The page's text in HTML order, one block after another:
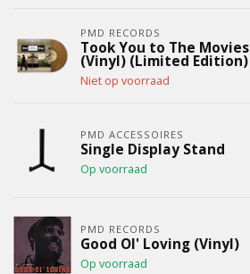
PMD RECORDS
Took You to The Movies
(Vinyl) (Limited Edition)
Niet op voorraad
PMD ACCESSOIRES
Single Display Stand
Op voorraad
PMD RECORDS
Good Ol' Loving (Vinyl)
Op voorraad